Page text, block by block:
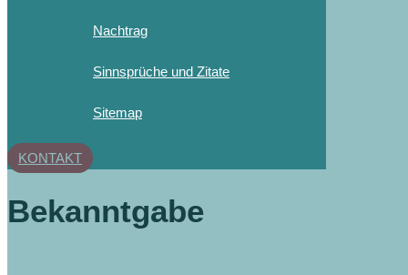
Nachtrag
Sinnsprüche und Zitate
Sitemap
KONTAKT
Bekanntgabe